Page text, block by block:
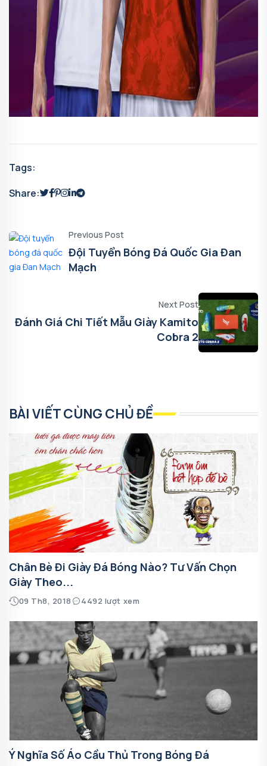
Tags:
Share:
Previous Post
Đội Tuyển Bóng Đá Quốc Gia Đan
Mạch
Next Post
Đánh Giá Chi Tiết Mẫu Giày Kamito
Cobra 2
BÀI VIẾT CÙNG CHỦ ĐỀ
Chân Bè Đi Giày Đá Bóng Nào? Tư Vấn Chọn
Giày Theo...
09 Th8, 2018 4492 lượt xem
Ý Nghĩa Số Áo Cầu Thủ Trong Bóng Đá